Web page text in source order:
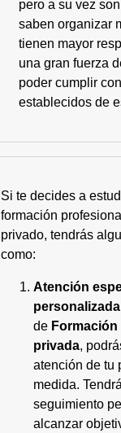
pero a su vez
saben organizar
tienen mayor
una gran fuerza
poder cumplir
establecidos de
Si te decides a
formación
privado, tendrás
como:
Atención
de Formación
privada,
atención de tu
medida.
seguimiento
alcanzar